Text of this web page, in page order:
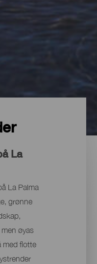
La
La Palma
grønne
øyas
med flotte